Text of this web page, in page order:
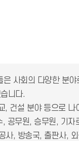
은 사회의 다양한 분야
니다.
, 건설 분야 등으로 나
, 공무원, 승무원, 기자
사, 방송국, 출판사,